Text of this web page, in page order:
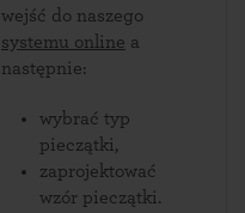
wejść do naszego
systemu online a
następnie:
wybrać typ
pieczątki,
zaprojektować
wzór pieczątki.